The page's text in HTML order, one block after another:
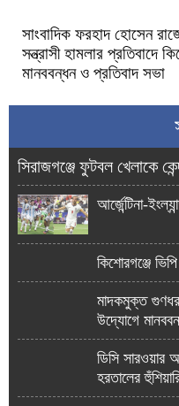
সাংবাদিক ফরহাদ হোসেন
সন্ত্রাসী হামলার প্রতিবাদে
মানববন্ধন ও প্রতিবাদ সভা
সিরাজগঞ্জে ফুটবল খেলাকে
আর্জেন্টিনা-
কিশোরগঞ্জে
মাদকমুক্ত গুণধর
উদ্যোগে
ডিসি সারওয়ার
হরতালের